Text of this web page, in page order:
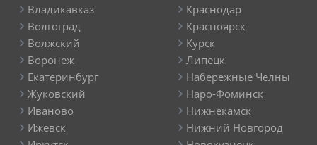
Владикавказ
Волгоград
Волжский
Воронеж
Екатеринбург
Жуковский
Иваново
Ижевск
Краснодар
Красноярск
Курск
Липецк
Набережные Челны
Наро-Фоминск
Нижнекамск
Нижний Новгород